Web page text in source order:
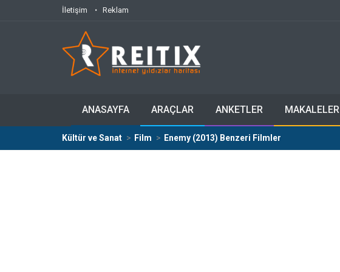
İletişim Reklam
ANASAYFA ARAÇLAR ANKETLER MAKALELER
Kültür ve Sanat Film Enemy (2013) Benzeri Filmler